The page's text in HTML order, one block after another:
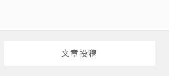
文章投稿